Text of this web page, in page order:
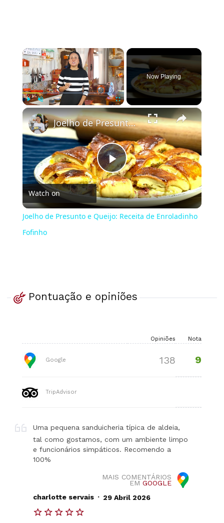
×
Play Unmute
Now Playing
×
Play
Video
Joelho de Presunto e Queijo: Receita de Enroladinho Fofinho
Watch on
Joelho de Presunto e Queijo: Receita de Enroladinho
Fofinho
Pontuação e opiniões
Opiniões Nota
Google 138 9
TripAdvisor
Uma pequena sanduicheria típica de aldeia,
tal como gostamos, com um ambiente limpo
e funcionários simpáticos. Recomendo a
100%
MAIS COMENTÁRIOS
EM GOOGLE
charlotte servais . 29 Abril 2026